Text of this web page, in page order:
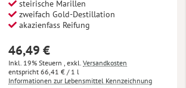
steirische Marillen
zweifach Gold-Destillation
akazienfass Reifung
46,49 €
Inkl. 19% Steuern , exkl. Versandkosten
66,41 € / 1 l
Informationen zur Lebensmittel Kennzeichnung